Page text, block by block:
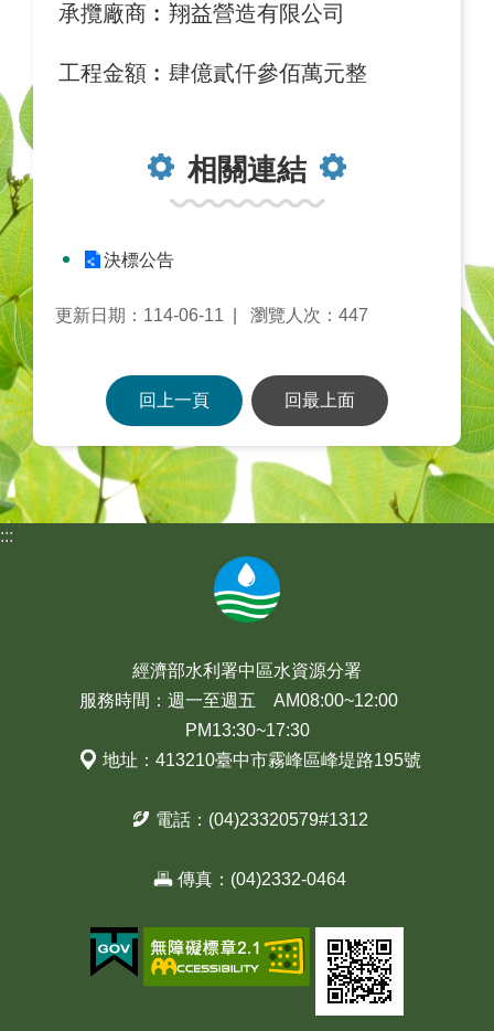
承攬廠商︰ 翔益營造有限公司
工程金額︰ 肆億貳仟參佰萬元整
相關連結
決標公告
更新日期：114-06-11 瀏覽人次：447
回上一頁 回最上面
:::
經濟部水利署中區水資源分署
服務時間：週一至週五 AM08:00~12:00
PM13:30~17:30
地址：413210臺中市霧峰區峰堤路195號
電話：(04)23320579#1312
傳真：(04)2332-0464